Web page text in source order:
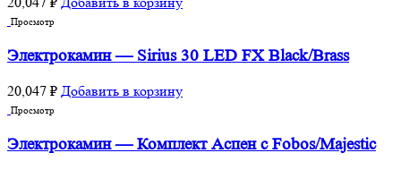
Просмотр
Электрокамин — Sirius 30 LED FX Black/Brass
20,047 ₽ Добавить в корзину
Просмотр
Электрокамин — Комплект Аспен с Fobos/Majestic